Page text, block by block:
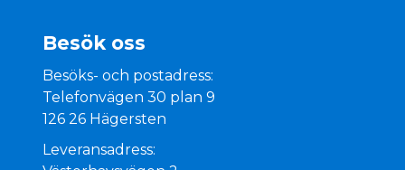
Besök oss
Besöks- och postadress:
Telefonvägen 30 plan 9
126 26 Hägersten
Leveransadress: